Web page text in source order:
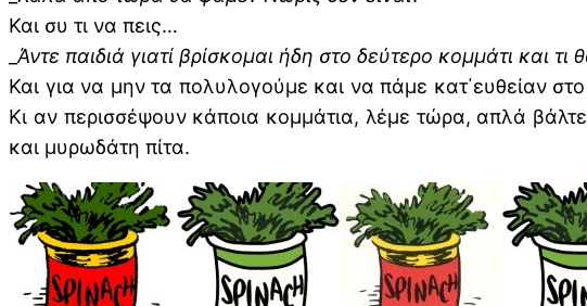
Και συ τι να πεις…
Άντε παιδιά γιατί βρίσκομαι ήδη στο δεύτερο κομμάτι και
Και για να μην τα πολυλογούμε και να πάμε κατ΄ευθείαν
Κι αν περισσέψουν κάποια κομμάτια, λέμε τώρα, απλά
και μυρωδάτη πίτα.